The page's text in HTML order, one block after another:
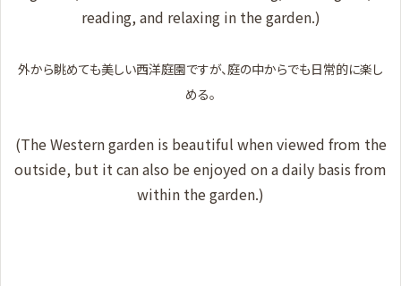
reading, and relaxing in the garden.)
外から眺めても美しい西洋庭園ですが、庭の中からでも日常的に楽し
める。
(The Western garden is beautiful when viewed from the
outside, but it can also be enjoyed on a daily basis from
within the garden.)